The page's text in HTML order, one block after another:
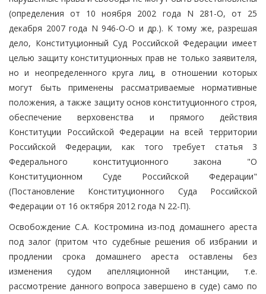
(определения от 10 ноября 2002 года N 281-О, от 25
декабря 2007 года N 946-О-О и др.). К тому же, разрешая
дело, Конституционный Суд Российской Федерации имеет
целью защиту конституционных прав не только заявителя,
но и неопределенного круга лиц, в отношении которых
могут быть применены рассматриваемые нормативные
положения, а также защиту основ конституционного строя,
обеспечение верховенства и прямого действия
Конституции Российской Федерации на всей территории
Российской Федерации, как того требует статья 3
Федерального конституционного закона "О
Конституционном Суде Российской Федерации"
(Постановление Конституционного Суда Российской
Федерации от 16 октября 2012 года N 22-П).
Освобождение С.А. Костромина из-под домашнего ареста
под залог (притом что судебные решения об избрании и
продлении срока домашнего ареста оставлены без
изменения судом апелляционной инстанции, т.е.
рассмотрение данного вопроса завершено в суде) само по